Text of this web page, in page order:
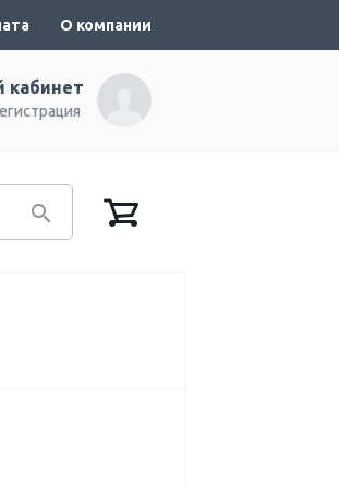
О компании
кабинет